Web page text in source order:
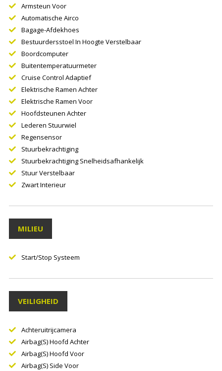
Armsteun Voor
Automatische Airco
Bagage-Afdekhoes
Bestuurdersstoel In Hoogte Verstelbaar
Boordcomputer
Buitentemperatuurmeter
Cruise Control Adaptief
Elektrische Ramen Achter
Elektrische Ramen Voor
Hoofdsteunen Achter
Lederen Stuurwiel
Regensensor
Stuurbekrachtiging
Stuurbekrachtiging Snelheidsafhankelijk
Stuur Verstelbaar
Zwart Interieur
MILIEU
Start/stop Systeem
VEILIGHEID
Achteruitrijcamera
Airbag(s) Hoofd Achter
Airbag(s) Hoofd Voor
Airbag(s) Side Voor